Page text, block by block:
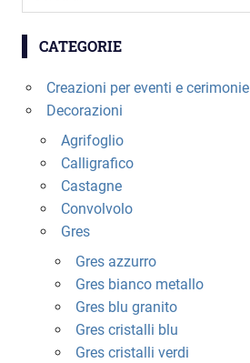
CATEGORIE
Creazioni per eventi e cerimonie
Decorazioni
Agrifoglio
Calligrafico
Castagne
Convolvolo
Gres
Gres azzurro
Gres bianco metallo
Gres blu granito
Gres cristalli blu
Gres cristalli verdi